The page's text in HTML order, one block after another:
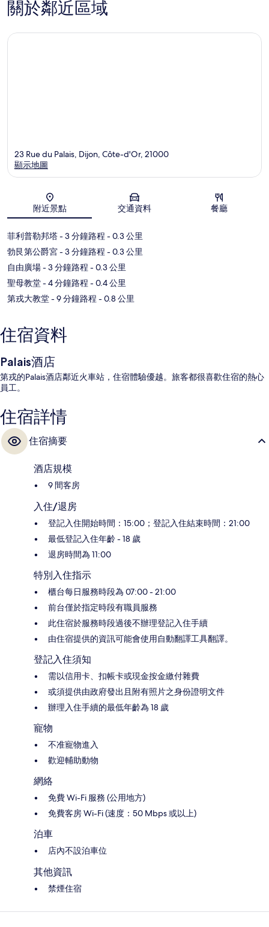
關於鄰近區域
地圖
23 Rue du Palais, Dijon, Côte-d'Or, 21000
顯示地圖
附近景點 交通資料 餐廳
菲利普勒邦塔- 3 分鐘路程 - 0.3 公里
勃艮第公爵宮- 3 分鐘路程 - 0.3 公里
自由廣場- 3 分鐘路程 - 0.3 公里
聖母教堂- 4 分鐘路程 - 0.4 公里
第戎大教堂- 9 分鐘路程 - 0.8 公里
住宿資料
Palais酒店
第戎的Palais酒店鄰近火車站，住宿體驗優越。旅客都很喜歡住宿的熱心
員工。
住宿詳情
住宿摘要
酒店規模
9 間客房
入住/退房
登記入住開始時間：15:00；登記入住結束時間：21:00
最低登記入住年齡 - 18 歲
退房時間為 11:00
特別入住指示
櫃台每日服務時段為 07:00 - 21:00
前台僅於指定時段有職員服務
此住宿於服務時段過後不辦理登記入住手續
由住宿提供的資訊可能會使用自動翻譯工具翻譯。
登記入住須知
需以信用卡、扣帳卡或現金按金繳付雜費
或須提供由政府發出且附有照片之身份證明文件
辦理入住手續的最低年齡為 18 歲
寵物
不准寵物進入
歡迎輔助動物
網絡
免費 Wi-Fi 服務 (公用地方)
免費客房 Wi-Fi (速度：50 Mbps 或以上)
泊車
店內不設泊車位
其他資訊
禁煙住宿